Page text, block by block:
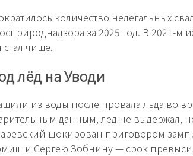
количество нелегальных
за 2025 год. В 2021-м
чище.
лёд на Уводи
из воды после провала льда во
данным, лед не выдержал,
шокирован приговором
и Сергею Зобнину — срок